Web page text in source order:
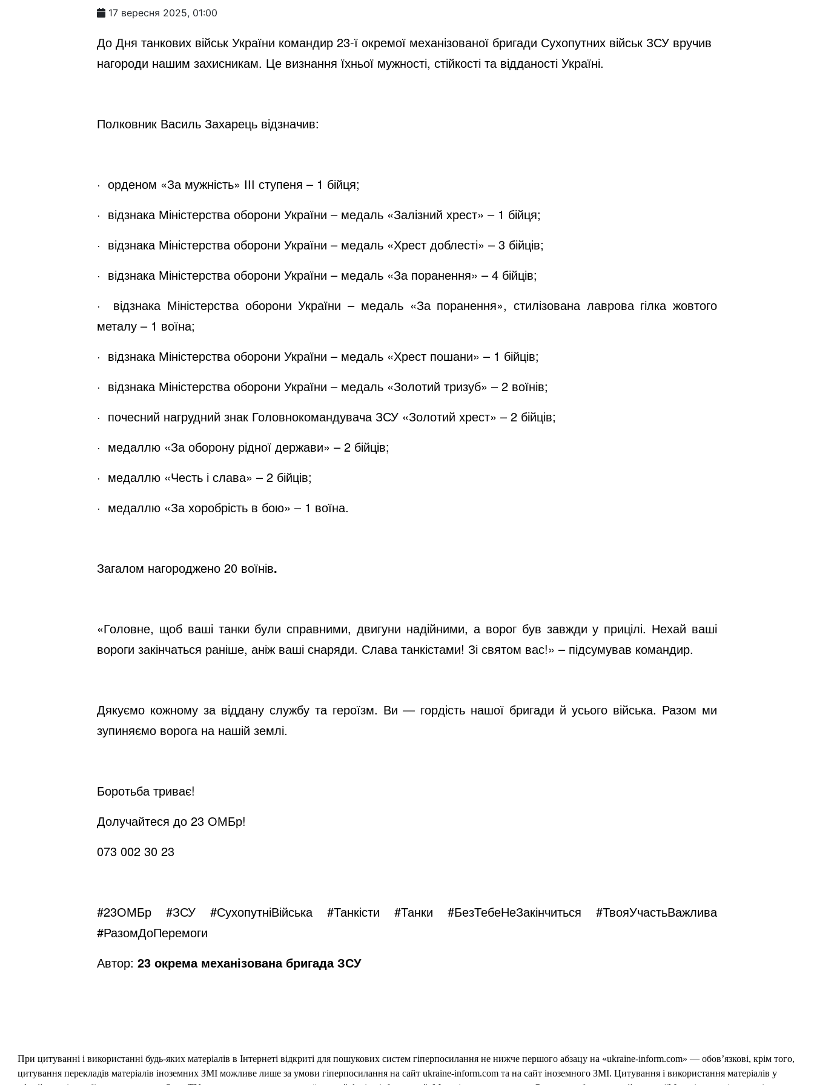
d
17 вересня 2025, 01:00
До Дня танкових військ України командир 23-ї окремої механізованої бригади Сухопутних військ ЗСУ вручив
нагороди нашим захисникам. Це визнання їхньої мужності, стійкості та відданості Україні.
Полковник Василь Захарець відзначив:
· орденом «За мужність» ІІІ ступеня – 1 бійця;
· відзнака Міністерства оборони України – медаль «Залізний хрест» – 1 бійця;
· відзнака Міністерства оборони України – медаль «Хрест доблесті» – 3 бійців;
· відзнака Міністерства оборони України – медаль «За поранення» – 4 бійців;
· відзнака Міністерства оборони України – медаль «За поранення», стилізована лаврова гілка жовтого
металу – 1 воїна;
· відзнака Міністерства оборони України – медаль «Хрест пошани» – 1 бійців;
· відзнака Міністерства оборони України – медаль «Золотий тризуб» – 2 воїнів;
· почесний нагрудний знак Головнокомандувача ЗСУ «Золотий хрест» – 2 бійців;
· медаллю «За оборону рідної держави» – 2 бійців;
· медаллю «Честь і слава» – 2 бійців;
· медаллю «За хоробрість в бою» – 1 воїна.
Загалом нагороджено 20 воїнів.
«Головне, щоб ваші танки були справними, двигуни надійними, а ворог був завжди у прицілі. Нехай ваші
вороги закінчаться раніше, аніж ваші снаряди. Слава танкістами! Зі святом вас!» – підсумував командир.
Дякуємо кожному за віддану службу та героїзм. Ви — гордість нашої бригади й усього війська. Разом ми
зупиняємо ворога на нашій землі.
Боротьба триває!
Долучайтеся до 23 ОМБр!
073 002 30 23
#23ОМБр #ЗСУ#СухопутніВійська #Танкісти #Танки #БезТебеНеЗакінчиться
#ТвояУчастьВажлива
#РазомДоПеремоги
Автор: 23 окрема механізована бригада ЗСУ
При цитуванні і використанні будь-яких матеріалів в Інтернеті відкриті для пошукових систем гіперпосилання не нижче першого абзацу на «ukraine-inform.com» — обов’язкові, крім того,
цитування перекладів матеріалів іноземних ЗМІ можливе лише за умови гіперпосилання на сайт ukraine-inform.com та на сайт іноземного ЗМІ. Цитування і використання матеріалів у